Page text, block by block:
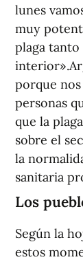
lunes
muy
plaga tanto
porque
personas
que la
sobre el
la
sanitaria
Los
Según la
estos